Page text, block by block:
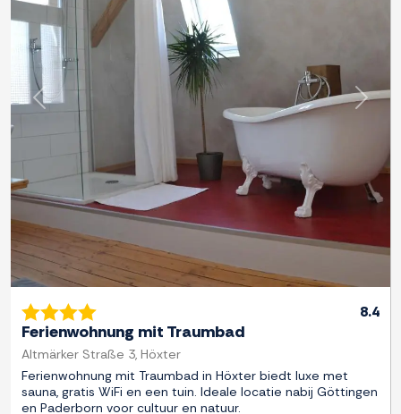
Previous Next
8.4
Ferienwohnung mit Traumbad
Altmärker Straße 3, Höxter
Ferienwohnung mit Traumbad in Höxter biedt luxe met
sauna, gratis WiFi en een tuin. Ideale locatie nabij Göttingen
en Paderborn voor cultuur en natuur.